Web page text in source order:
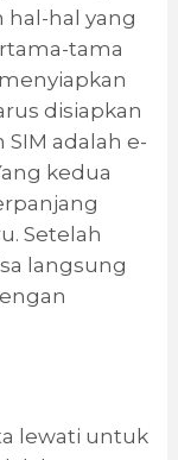
hal-hal yang
tama
disiapkan
adalah e-
kedua
Setelah
langsung
lewati untuk